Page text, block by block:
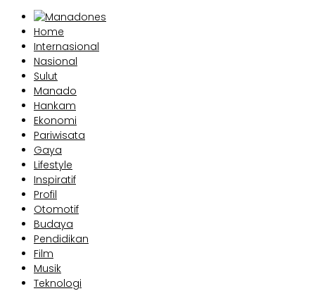
Home
Internasional
Nasional
Sulut
Manado
Hankam
Ekonomi
Pariwisata
Gaya
Lifestyle
Inspiratif
Profil
Otomotif
Budaya
Pendidikan
Film
Musik
Teknologi